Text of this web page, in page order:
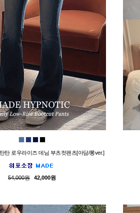
탄 로우라이즈 데님 부츠컷팬츠[아담/롱ver.]
54,000원 42,000원